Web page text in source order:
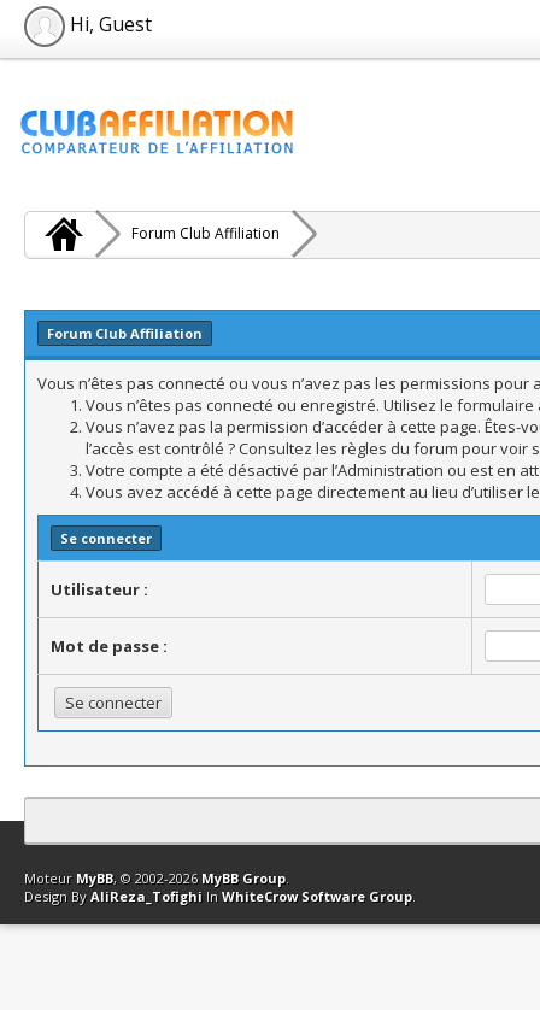
Hi, Guest
Forum Club Affiliation
Forum Club Affiliation
Vous n’êtes pas connecté ou vous n’avez pas les permissions
Vous n’êtes pas connecté ou enregistré. Utilisez le
Vous n’avez pas la permission d’accéder à cette page. Êtes-
l’accès est contrôlé ? Consultez les règles du forum pour
Votre compte a été désactivé par l’Administration ou est en
Vous avez accédé à cette page directement au lieu d’utiliser
Se connecter
Utilisateur :
Mot de passe :
Contact Club Affiliation Retourner en haut Version bas-débit
Moteur MyBB, © 2002-2026 MyBB Group.
Design By AliReza_Tofighi In WhiteCrow Software Group.